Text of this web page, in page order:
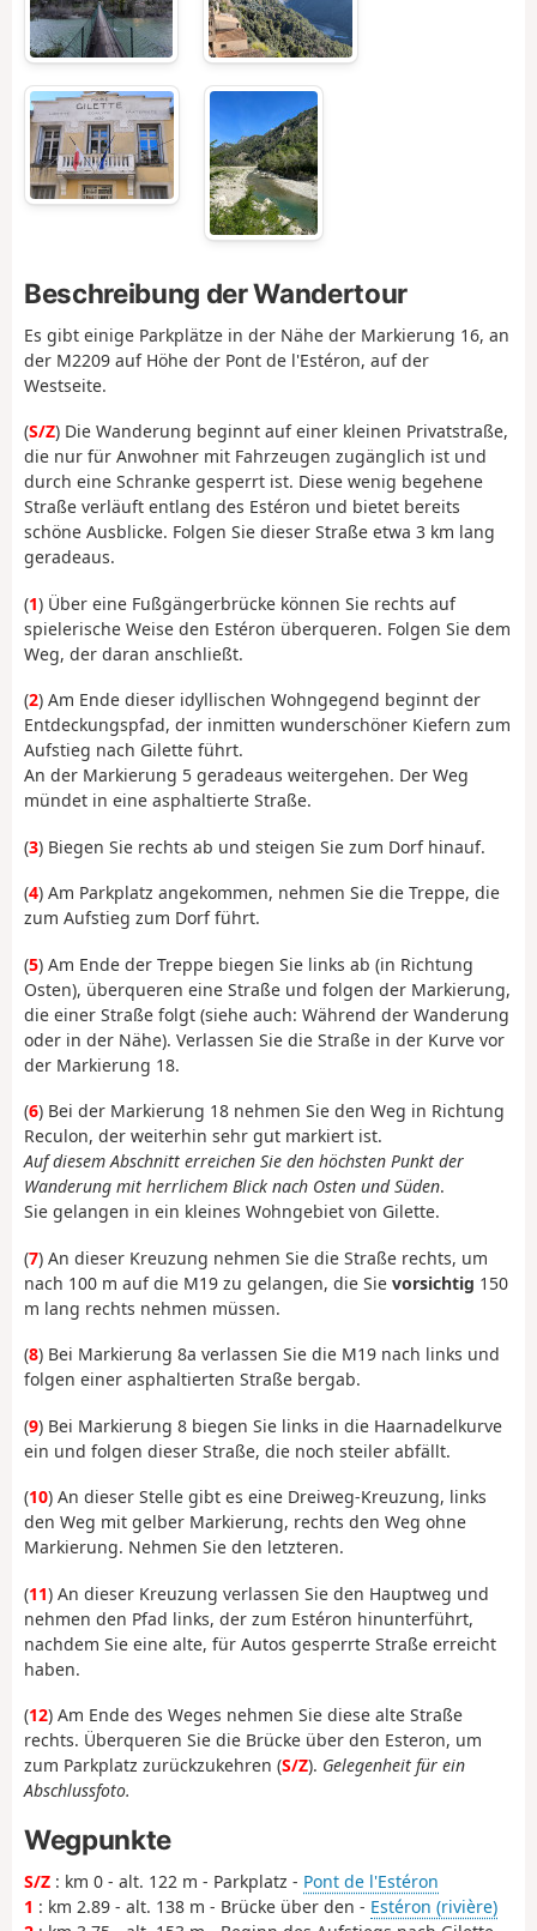
Beschreibung der Wandertour
Es gibt einige Parkplätze in der Nähe der Markierung 16, an
der M2209 auf Höhe der Pont de l'Estéron, auf der
Westseite.
(S/Z) Die Wanderung beginnt auf einer kleinen Privatstraße,
die nur für Anwohner mit Fahrzeugen zugänglich ist und
durch eine Schranke gesperrt ist. Diese wenig begehene
Straße verläuft entlang des Estéron und bietet bereits
schöne Ausblicke. Folgen Sie dieser Straße etwa 3 km lang
geradeaus.
(1) Über eine Fußgängerbrücke können Sie rechts auf
spielerische Weise den Estéron überqueren. Folgen Sie dem
Weg, der daran anschließt.
(2) Am Ende dieser idyllischen Wohngegend beginnt der
Entdeckungspfad, der inmitten wunderschöner Kiefern zum
Aufstieg nach Gilette führt.
An der Markierung 5 geradeaus weitergehen. Der Weg
mündet in eine asphaltierte Straße.
(3) Biegen Sie rechts ab und steigen Sie zum Dorf hinauf.
(4) Am Parkplatz angekommen, nehmen Sie die Treppe, die
zum Aufstieg zum Dorf führt.
(5) Am Ende der Treppe biegen Sie links ab (in Richtung
Osten), überqueren eine Straße und folgen der Markierung,
die einer Straße folgt (siehe auch: Während der Wanderung
oder in der Nähe). Verlassen Sie die Straße in der Kurve vor
der Markierung 18.
(6) Bei der Markierung 18 nehmen Sie den Weg in Richtung
Reculon, der weiterhin sehr gut markiert ist.
Auf diesem Abschnitt erreichen Sie den höchsten Punkt der
Wanderung mit herrlichem Blick nach Osten und Süden.
Sie gelangen in ein kleines Wohngebiet von Gilette.
(7) An dieser Kreuzung nehmen Sie die Straße rechts, um
nach 100 m auf die M19 zu gelangen, die Sie vorsichtig 150
m lang rechts nehmen müssen.
(8) Bei Markierung 8a verlassen Sie die M19 nach links und
folgen einer asphaltierten Straße bergab.
(9) Bei Markierung 8 biegen Sie links in die Haarnadelkurve
ein und folgen dieser Straße, die noch steiler abfällt.
(10) An dieser Stelle gibt es eine Dreiweg-Kreuzung, links
den Weg mit gelber Markierung, rechts den Weg ohne
Markierung. Nehmen Sie den letzteren.
(11) An dieser Kreuzung verlassen Sie den Hauptweg und
nehmen den Pfad links, der zum Estéron hinunterführt,
nachdem Sie eine alte, für Autos gesperrte Straße erreicht
haben.
(12) Am Ende des Weges nehmen Sie diese alte Straße
rechts. Überqueren Sie die Brücke über den Esteron, um
zum Parkplatz zurückzukehren (S/Z). Gelegenheit für ein
Abschlussfoto.
Wegpunkte
S/Z : km 0 - alt. 122 m - Parkplatz - Pont de l'Estéron
1 : km 2.89 - alt. 138 m - Brücke über den - Estéron (rivière)